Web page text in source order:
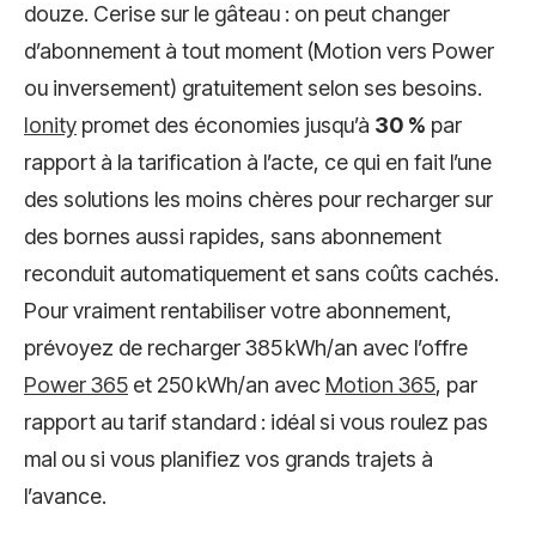
douze. Cerise sur le gâteau : on peut changer
d’abonnement à tout moment (Motion vers Power
ou inversement) gratuitement selon ses besoins.
Ionity promet des économies jusqu’à 30 % par
rapport à la tarification à l’acte, ce qui en fait l’une
des solutions les moins chères pour recharger sur
des bornes aussi rapides, sans abonnement
reconduit automatiquement et sans coûts cachés.
Pour vraiment rentabiliser votre abonnement,
prévoyez de recharger 385 kWh/an avec l’offre
Power 365 et 250 kWh/an avec Motion 365, par
rapport au tarif standard : idéal si vous roulez pas
mal ou si vous planifiez vos grands trajets à
l’avance.